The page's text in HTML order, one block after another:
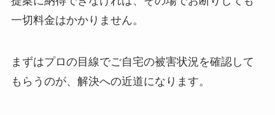
一切料金はかかりません。
まずはプロの目線でご自宅の被害状況を確認して
もらうのが、解決への近道になります。